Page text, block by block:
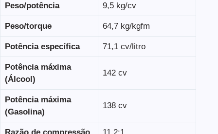
Peso/potência 9,5 kg/cv
Peso/torque 64,7 kg/kgfm
Potência específica 71,1 cv/litro
Potência máxima
(Álcool)
142 cv
Potência máxima
(Gasolina)
138 cv
Razão de compressão 11,2:1